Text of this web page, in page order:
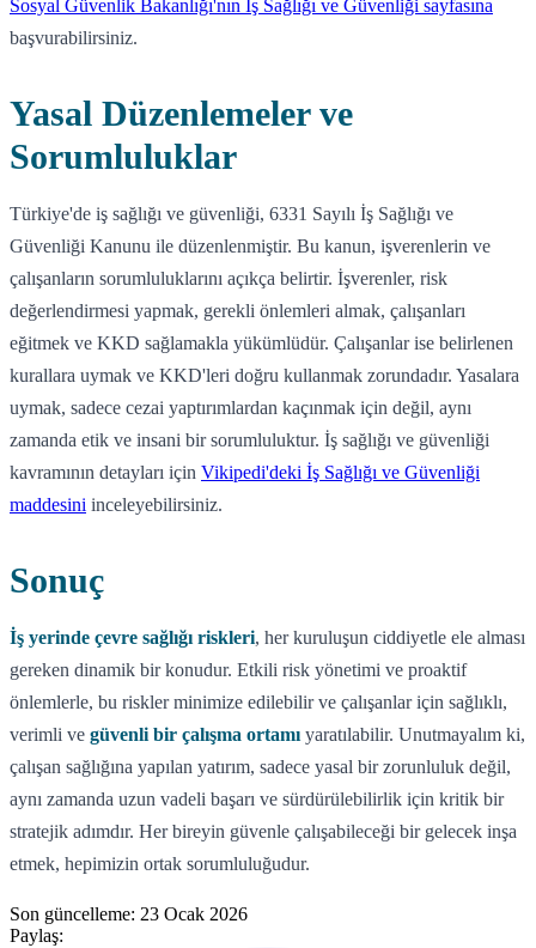
Sosyal Güvenlik Bakanlığı'nın İş Sağlığı ve Güvenliği sayfasına
başvurabilirsiniz.
Yasal Düzenlemeler ve
Sorumluluklar
Türkiye'de iş sağlığı ve güvenliği, 6331 Sayılı İş Sağlığı ve
Güvenliği Kanunu ile düzenlenmiştir. Bu kanun, işverenlerin ve
çalışanların sorumluluklarını açıkça belirtir. İşverenler, risk
değerlendirmesi yapmak, gerekli önlemleri almak, çalışanları
eğitmek ve KKD sağlamakla yükümlüdür. Çalışanlar ise belirlenen
kurallara uymak ve KKD'leri doğru kullanmak zorundadır. Yasalara
uymak, sadece cezai yaptırımlardan kaçınmak için değil, aynı
zamanda etik ve insani bir sorumluluktur. İş sağlığı ve güvenliği
kavramının detayları için Vikipedi'deki İş Sağlığı ve Güvenliği
maddesini inceleyebilirsiniz.
Sonuç
İş yerinde çevre sağlığı riskleri, her kuruluşun ciddiyetle ele alması
gereken dinamik bir konudur. Etkili risk yönetimi ve proaktif
önlemlerle, bu riskler minimize edilebilir ve çalışanlar için sağlıklı,
verimli ve güvenli bir çalışma ortamı yaratılabilir. Unutmayalım ki,
çalışan sağlığına yapılan yatırım, sadece yasal bir zorunluluk değil,
aynı zamanda uzun vadeli başarı ve sürdürülebilirlik için kritik bir
stratejik adımdır. Her bireyin güvenle çalışabileceği bir gelecek inşa
etmek, hepimizin ortak sorumluluğudur.
Son güncelleme: 23 Ocak 2026
Paylaş: